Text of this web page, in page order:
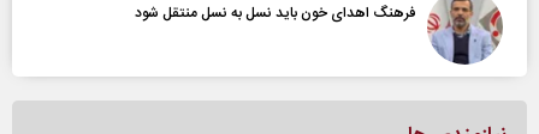
فرهنگ اهدای خون باید نسل به نسل منتقل شود